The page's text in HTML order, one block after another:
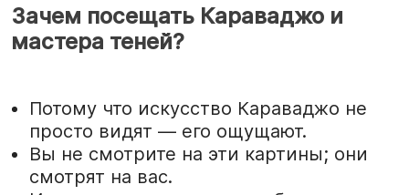
Зачем посещать Караваджо и
мастера теней?
Потому что искусство Караваджо не
просто видят — его ощущают.
Вы не смотрите на эти картины; они
смотрят на вас.